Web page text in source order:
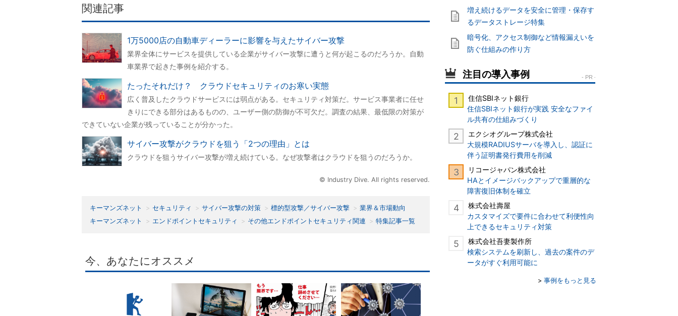
関連記事
1万5000店の自動車ディーラーに影響を与えたサイバー攻撃
業界全体にサービスを提供している企業がサイバー攻撃に遭うと何が起こるのだろうか。自動
車業界で起きた事例を紹介する。
たったそれだけ？ クラウドセキュリティのお寒い実態
広く普及したクラウドサービスには弱点がある。セキュリティ対策だ。サービス事業者に任せ
きりにできる部分はあるものの、ユーザー側の防御が不可欠だ。調査の結果、最低限の対策が
できていない企業が残っていることが分かった。
サイバー攻撃がクラウドを狙う「2つの理由」とは
クラウドを狙うサイバー攻撃が増え続けている。なぜ攻撃者はクラウドを狙うのだろうか。
© Industry Dive. All rights reserved.
キーマンズネット セキュリティ サイバー攻撃の対策 標的型攻撃／サイバー攻撃
業界＆市場動向
キーマンズネット
エンドポイントセキュリティ その他エンドポイントセキュリティ関連 特集記事一覧
増え続けるデータを安全に管理・保存す
るデータストレージ特集
暗号化、アクセス制御など情報漏えいを
防ぐ仕組みの作り方